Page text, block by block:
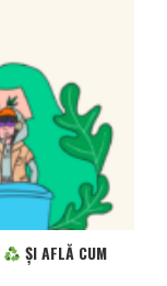
ȘI AFLĂ CUM